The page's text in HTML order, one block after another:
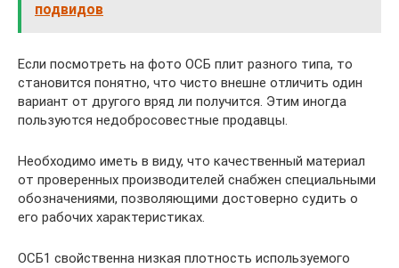
подвидов
Если посмотреть на фото ОСБ плит разного типа, то
становится понятно, что чисто внешне отличить один
вариант от другого вряд ли получится. Этим иногда
пользуются недобросовестные продавцы.
Необходимо иметь в виду, что качественный материал
от проверенных производителей снабжен специальными
обозначениями, позволяющими достоверно судить о
его рабочих характеристиках.
ОСБ1 свойственна низкая плотность используемого